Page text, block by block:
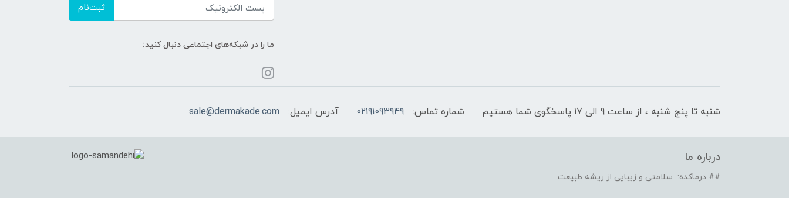
ثبت‌نام
ما را در شبکه‌های اجتماعی دنبال کنید:
شنبه تا پنج شنبه ، از ساعت 9 الی 17 پاسخگوی شما هستیم شماره تماس: 02191093949 آدرس ایمیل: sale@dermakade.com
درباره ما
## درماکده: سلامتی و زیبایی از ریشه طبیعت